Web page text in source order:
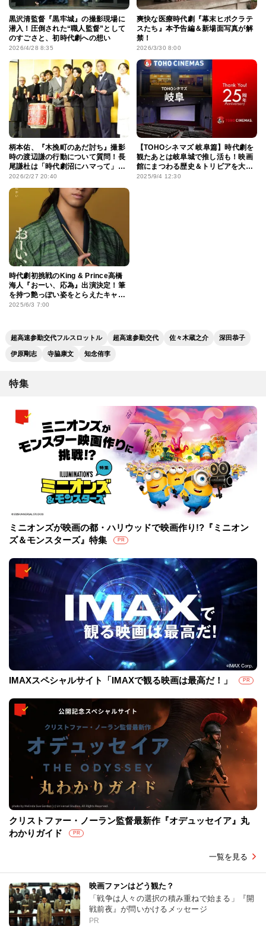
黒沢清監督『黒牢城』の撮影現場に
潜入！圧倒された“職人監督”として
のすごさと、初時代劇への想い
2026/4/28 8:35
爽快な医療時代劇『幕末ヒポクラテ
スたち』本予告編＆新場面写真が解
禁！
2026/3/30 8:00
柄本佑、『木挽町のあだ討ち』撮影
時の渡辺謙の行動について質問！長
尾謙杜は「時代劇沼にハマって」と
笑顔
2026/2/27 20:40
【TOHOシネマズ 岐阜篇】時代劇を
観たあとは岐阜城で推し活も！映画
館にまつわる歴史＆トリビアを大特
集
2025/9/4 12:30
時代劇初挑戦のKing & Prince高橋
海人『おーい、応為』出演決定！筆
を持つ艶っぽい姿をとらえたキャラ
クタービジュアルも
2025/6/3 7:00
超高速参勤交代フルスロットル 超高速参勤交代 佐々木蔵之介 深田恭子
伊原剛志 寺脇康文 知念侑李
特集
ミニオンズが映画の都・ハリウッドで映画作り!?『ミニオン
ズ＆モンスターズ』特集
PR
IMAXスペシャルサイト「IMAXで観る映画は最高だ！」 PR
クリストファー・ノーラン監督最新作『オデュッセイア』丸
わかりガイド
PR
一覧を見る
映画ファンはどう観た？
「戦争は人々の選択の積み重ねで始まる」『開
戦前夜』が問いかけるメッセージ
PR